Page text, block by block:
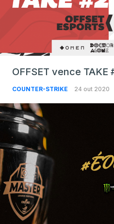
OFFSET vence TAKE
COUNTER-STRIKE 24 out 2020